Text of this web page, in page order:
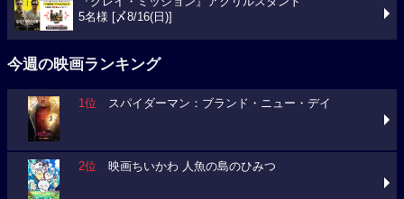
5名様 [〆8/16(日)]
今週の映画ランキング
1位 スパイダーマン：ブランド・ニュー・デイ
2位 映画ちいかわ 人魚の島のひみつ